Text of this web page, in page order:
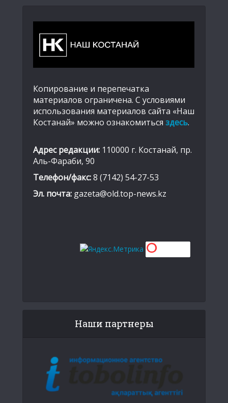
Копирование и перепечатка
материалов ограничена. С условиями
использования материалов сайта «Наш
Костанай» можно ознакомиться здесь.
Адрес редакции: 110000 г. Костанай, пр.
Аль-Фараби, 90
Телефон/факс:8 (7142) 54-27-53
Эл. почта: gazeta@old.top-news.kz
Наши партнеры